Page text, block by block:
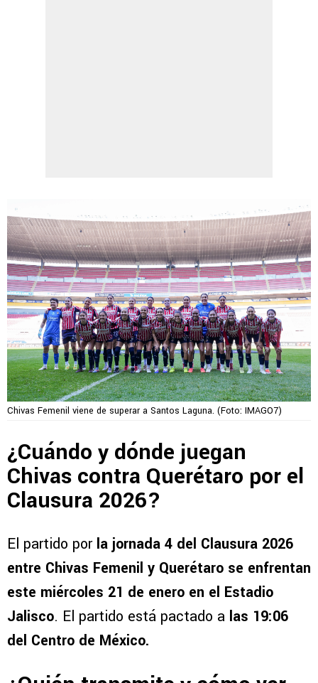
Chivas Femenil viene de superar a Santos Laguna. (Foto: IMAGO7)
¿Cuándo y dónde juegan
Chivas contra Querétaro por el
Clausura 2026?
El partido por la jornada 4 del Clausura 2026
entre Chivas Femenil y Querétaro se enfrentan
este miércoles 21 de enero en el Estadio
Jalisco. El partido está pactado a las 19:06
del Centro de México.